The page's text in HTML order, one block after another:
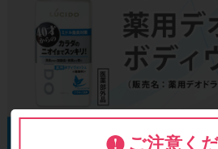
ご注意く